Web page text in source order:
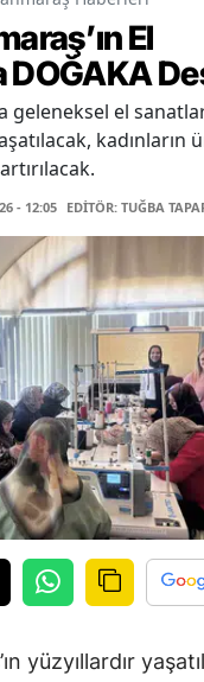
El
DOĞAKA
geleneksel el
kadınların
- 12:05 EDİTÖR: TUĞBA
yüzyıllardır